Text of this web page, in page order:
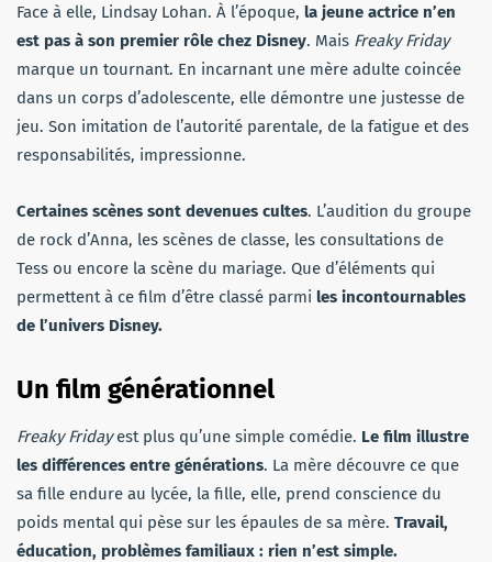
Face à elle, Lindsay Lohan. À l’époque, la jeune actrice n’en
est pas à son premier rôle chez Disney. Mais Freaky Friday
marque un tournant. En incarnant une mère adulte coincée
dans un corps d’adolescente, elle démontre une justesse de
jeu. Son imitation de l’autorité parentale, de la fatigue et des
responsabilités, impressionne.
Certaines scènes sont devenues cultes. L’audition du groupe
de rock d’Anna, les scènes de classe, les consultations de
Tess ou encore la scène du mariage. Que d’éléments qui
permettent à ce film d’être classé parmi les incontournables
de l’univers Disney.
Un film générationnel
Freaky Fridayest plus qu’une simple comédie. Le film illustre
les différences entre générations. La mère découvre ce que
sa fille endure au lycée, la fille, elle, prend conscience du
poids mental qui pèse sur les épaules de sa mère. Travail,
éducation, problèmes familiaux : rien n’est simple.